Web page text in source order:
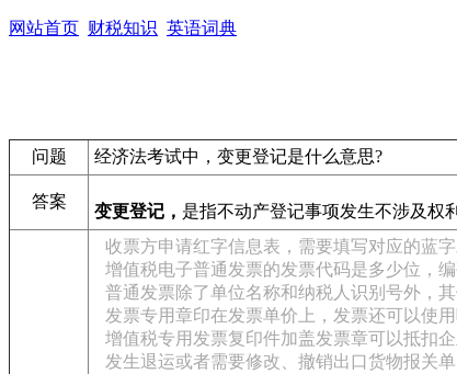
网站首页 财税知识 英语词典
问题 经济法考试中，变更登记是什么意思?
答案
变更登记， 是指不动产登记事项发生不涉及权
收票方申请红字信息表，需要填写对应的蓝
增值税电子普通发票的发票代码是多少位，
普通发票除了单位名称和纳税人识别号外，
发票专用章印在发票单价上，发票还可以使用
增值税专用发票复印件加盖发票章可以抵扣
发生退运或者需要修改、撤销出口货物报关